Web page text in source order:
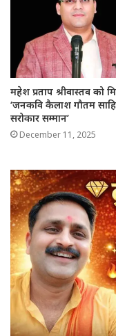
महेश प्रताप श्रीवास्तव को
‘जनकवि कैलाश गौतम
सरोकार सम्मान’
December 11, 2025